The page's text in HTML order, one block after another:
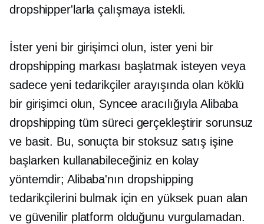
dropshipper'larla çalışmaya istekli.
İster yeni bir girişimci olun, ister yeni bir
dropshipping markası başlatmak isteyen veya
sadece yeni tedarikçiler arayışında olan köklü
bir girişimci olun, Syncee aracılığıyla Alibaba
dropshipping tüm süreci gerçekleştirirsorunsuz
ve basit. Bu, sonuçta bir stoksuz satış işine
başlarken kullanabileceğiniz en kolay
yöntemdir; Alibaba'nın dropshipping
tedarikçilerini bulmak için en yüksek puan alan
ve güvenilir platform olduğunu vurgulamadan.